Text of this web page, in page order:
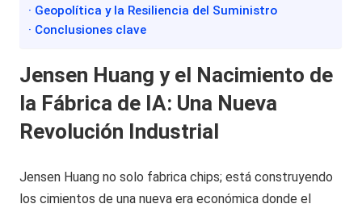
· Geopolítica y la Resiliencia del Suministro
· Conclusiones clave
Jensen Huang y el Nacimiento de
la Fábrica de IA: Una Nueva
Revolución Industrial
Jensen Huang no solo fabrica chips; está construyendo
los cimientos de una nueva era económica donde el